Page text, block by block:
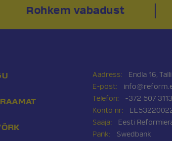
Rohkem vabadust
Aadress:
Endla 16,
E-post:
Telefon:
+372 507 3113
Konto nr:
Saaja:
Eesti
Pank:
Swedbank